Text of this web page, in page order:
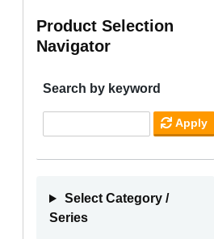
Product Selection
Navigator
Search by keyword
Apply
Select Category /
Series